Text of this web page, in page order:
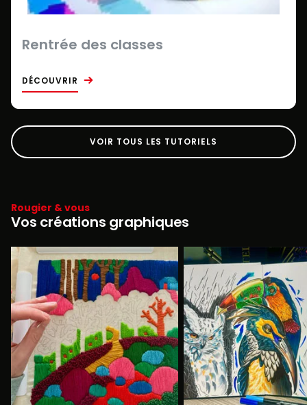
Rentrée des classes
DÉCOUVRIR
VOIR TOUS LES TUTORIELS
Rougier & vous
Vos créations graphiques